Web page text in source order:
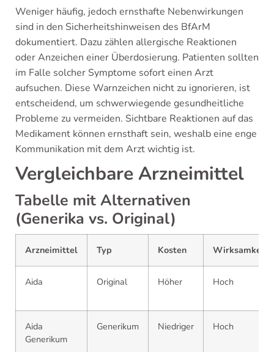
Weniger häufig, jedoch ernsthafte Nebenwirkungen
sind in den Sicherheitshinweisen des BfArM
dokumentiert. Dazu zählen allergische Reaktionen
oder Anzeichen einer Überdosierung. Patienten sollten
im Falle solcher Symptome sofort einen Arzt
aufsuchen. Diese Warnzeichen nicht zu ignorieren, ist
entscheidend, um schwerwiegende gesundheitliche
Probleme zu vermeiden. Sichtbare Reaktionen auf das
Medikament können ernsthaft sein, weshalb eine enge
Kommunikation mit dem Arzt wichtig ist.
Vergleichbare Arzneimittel
Tabelle mit Alternativen
(Generika vs. Original)
Arzneimittel Typ Kosten Wirksamkeit
Aida Original Höher Hoch
Aida
Generikum
Generikum Niedriger Hoch